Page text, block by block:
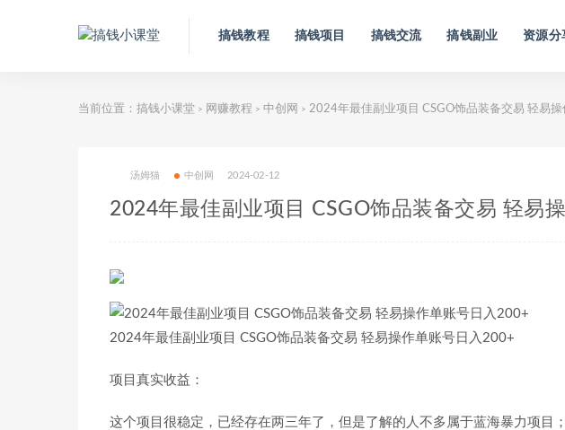
搞钱教程 搞钱项目 搞钱交流 搞钱副业 资源分
当前位置： 搞钱小课堂 > 网赚教程 > 中创网 > 2024年最佳副业项目 CSGO饰品装备交易 轻易
汤姆猫 中创网 2024-02-12
2024年最佳副业项目 CSGO饰品装备交易 轻易
2024年最佳副业项目 CSGO饰品装备交易 轻易操作单账号日入200+
项目真实收益：
这个项目很稳定，已经存在两三年了，但是了解的人不多属于蓝海暴力项目